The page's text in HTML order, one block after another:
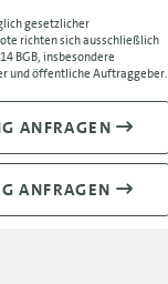
gesetzlicher
richten sich ausschließlich
BGB, insbesondere
und öffentliche Auftraggeber.
ANFRAGEN
ANFRAGEN